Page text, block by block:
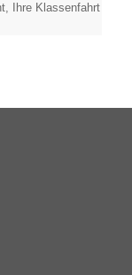
Ihre Klassenfahrt